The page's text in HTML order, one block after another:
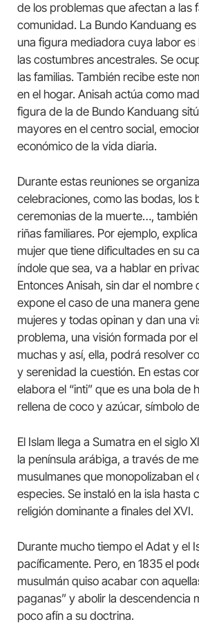
de los problemas que afectan a las
comunidad. La Bundo Kanduang
una figura mediadora cuya labor es
las costumbres ancestrales. Se
las familias. También recibe este
en el hogar. Anisah actúa como
figura de la de Bundo Kanduang
mayores en el centro social,
económico de la vida diaria.
Durante estas reuniones se
celebraciones, como las bodas, los
ceremonias de la muerte…,
riñas familiares. Por ejemplo,
mujer que tiene dificultades en su
índole que sea, va a hablar en
Entonces Anisah, sin dar el nombre
expone el caso de una manera
mujeres y todas opinan y dan una
problema, una visión formada por
muchas y así, ella, podrá resolver
y serenidad la cuestión. En estas
elabora el “inti” que es una bola de
rellena de coco y azúcar, símbolo
El Islam llega a Sumatra en el siglo
la península arábiga, a través de
musulmanes que monopolizaban el
especies. Se instaló en la isla hasta
religión dominante a finales del XVI.
Durante mucho tiempo el Adat y el
pacíficamente. Pero, en 1835 el
musulmán quiso acabar con
paganas” y abolir la descendencia
poco afín a su doctrina.